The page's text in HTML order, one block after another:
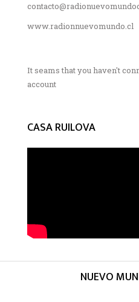
www.radionnuevomundo.cl
It seams that you haven't
account
CASA RUILOVA
NUEVO